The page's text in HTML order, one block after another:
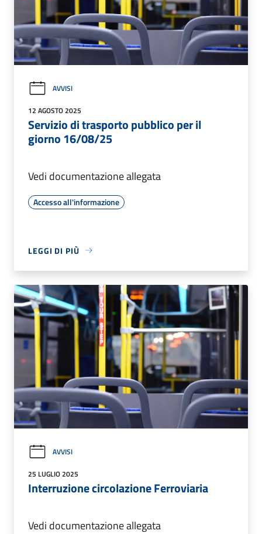
AVVISI
12 AGOSTO 2025
Servizio di trasporto pubblico per il
giorno 16/08/25
Vedi documentazione allegata
Accesso all'informazione
LEGGI DI PIÙ
AVVISI
25 LUGLIO 2025
Interruzione circolazione Ferroviaria
Vedi documentazione allegata